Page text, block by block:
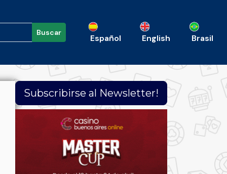
Buscar
Español English Brasil
Subscribirse al Newsletter!